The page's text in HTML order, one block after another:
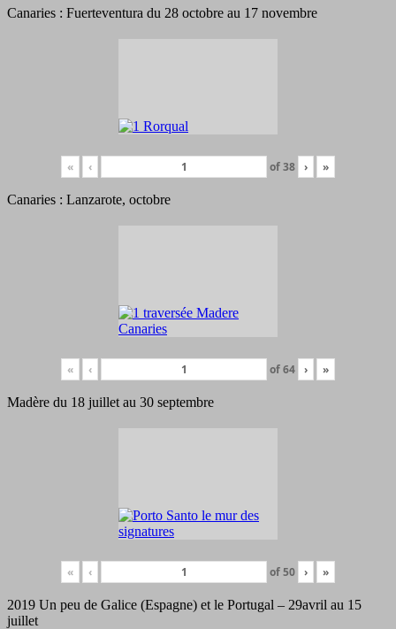
Canaries : Fuerteventura du 28 octobre au 17 novembre
« ‹ of38 › »
Canaries : Lanzarote, octobre
« ‹ of64 › »
Madère du 18 juillet au 30 septembre
« ‹ of50 › »
2019 Un peu de Galice (Espagne) et le Portugal – 29avril au 15
juillet